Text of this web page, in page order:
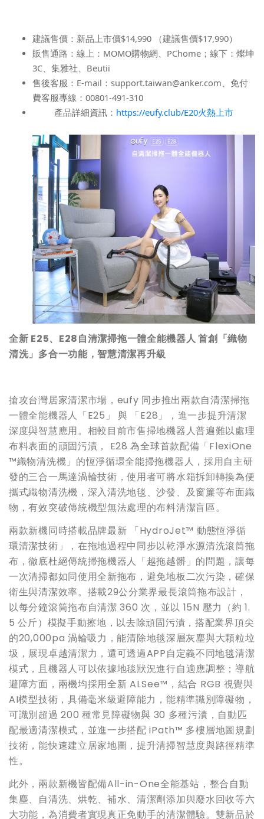
建議售價：新品上市價$14,990 （建議售價$17,990）
販售通路：線上： MOMO購物網、 PChome ；線下：燦坤
3C 、集雅社、 Beutii
售後客服： E-mail ： support.taiwan@anker.com 、免付
費客服專線： 00801-491-310
產品詳細資訊： https://eufy.club/E20火熱上市
全新 E25、 E28自清潔掃拖一體全能機器人首創「織物
清洗」多合一功能，智慧清潔再升級
搶攻台灣居家清潔市場，eufy 同步推出兩款自清潔掃拖
一體全能機器人「E25」 與 「E28」，進一步提升清潔
深度與智慧應用。相較目前市售掃地機器人普遍難以處理
布料表面的頑固污漬， E28 為全球⾸款配備「FlexiOne
™織物清洗機」的恆淨循環全能掃拖機器⼈，採⽤⾃主研
發的三合⼀⾺達渦輪技術，使用者可將水箱拆卸轉換為便
攜式織物清洗機，深入清洗地毯、沙發、及窗簾等布面織
物，有效突破傳統機型無法處理的布料清潔盲區。
兩款新機同時搭載品牌最新 「HydroJet™ 動態恆淨循
環清潔技術」，在拖地過程中同步以乾淨水源清洗滾筒拖
布，徹底杜絕傳統掃拖機器人「越拖越髒」的問題，讓每
一次清掃都如同使用全新拖布，避免地板二次污染，確保
衛生與清潔效率。搭載29公分業界最長滾筒拖布設計，
以每分鐘滾筒拖布自清潔 360 次，並以 15N 壓力（約 1.
5 公斤）模擬手動擦地，以去除頑固污漬，搭配業界頂尖
的20,000pa 渦輪吸力，能清除地毯深層灰塵與大顆粒垃
圾，展現卓越清潔力，還可透過APP自定義不同地毯清潔
模式，且機器人可以依據地毯狀況進行自適應調整；導航
避障方面，兩機均採用全新 AI.See™，結合 RGB 視覺與
AI模型技術，具備毫米級避障能力，能精準識別障礙物，
可識別超過 200 種常見障礙物與 30 多種污漬，自動匹
配最適清潔模式，並進一步搭配 iPath™ 多樓層地圖規劃
技術，能快速建立居家地圖，提升清掃智慧度與路徑精準
性。
此外，兩款新機皆配備All-in-One全能基站，整合自動
集塵、自清洗、烘乾、補水、清潔劑添加與廢水回收等六
大功能，為消費者實現真正免動手的清潔體驗。雙新品於